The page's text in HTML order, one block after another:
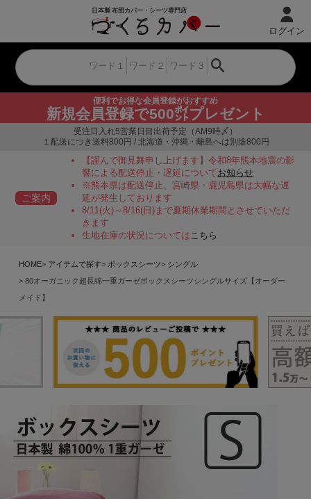
便利でお得な会員登録がおすすめ
新規会員登録で500㌽プレゼント
ログイン
受注日入れ5営業日目出荷予定（AM9時〆）
１配送につき送料800円 / 北海道・沖縄・離島へは別途800円
ご案内
【謹んで御見舞申し上げます】令和8年熊本地震の影
響による配送停止・遅延についてお知らせ
※熊本県は配送停止、宮崎県・鹿児島県は大幅な遅
延が発生しております
8/11(火)～8/16(日)まで夏期休業期間とさせていただ
きます
生地在庫の状況についてはこちら
HOME アイテムで探す ボックスシーツ
シングル
80オーガニック超長綿一重ガーゼボックスシーツシングルサイズ【オーダー
メイド】